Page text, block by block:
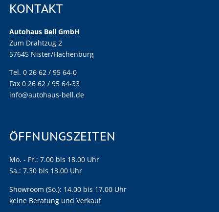
KONTAKT
Autohaus Bell GmbH
Zum Drahtzug 2
57645 Nister/Hachenburg
Tel. 0 26 62 / 95 64-0
Fax 0 26 62 / 95 64-33
info@autohaus-bell.de
ÖFFNUNGSZEITEN
Mo. - Fr.: 7.00 bis 18.00 Uhr
Sa.: 7.30 bis 13.00 Uhr
Showroom (So.): 14.00 bis 17.00 Uhr
keine Beratung und Verkauf